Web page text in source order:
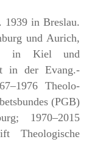
1939 in Breslau.
und Aurich,
in Kiel und
in der Evang.-
Theolo-
(PGB)
1970–2015
Theologische